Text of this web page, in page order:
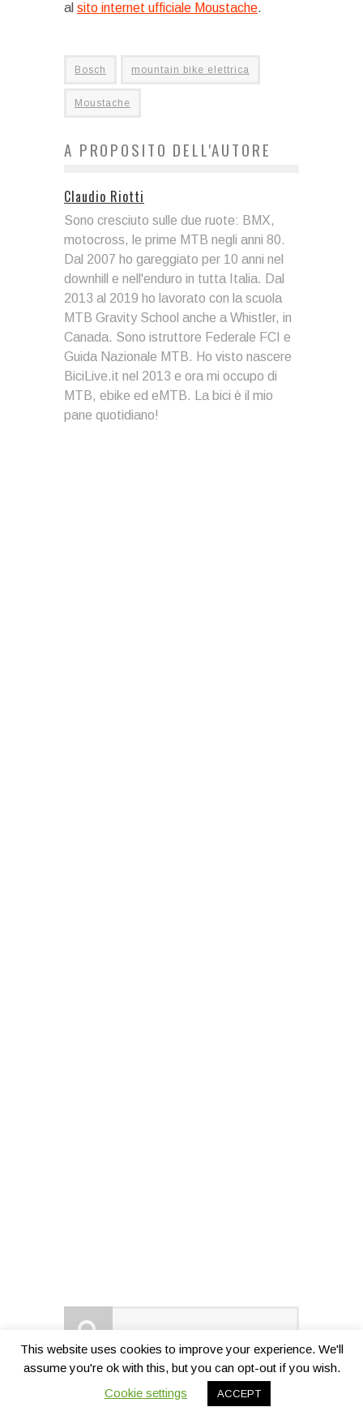
al sito internet ufficiale Moustache.
Bosch mountain bike elettrica
Moustache
A PROPOSITO DELL'AUTORE
Claudio Riotti
Sono cresciuto sulle due ruote: BMX,
motocross, le prime MTB negli anni 80.
Dal 2007 ho gareggiato per 10 anni nel
downhill e nell'enduro in tutta Italia. Dal
2013 al 2019 ho lavorato con la scuola
MTB Gravity School anche a Whistler, in
Canada. Sono istruttore Federale FCI e
Guida Nazionale MTB. Ho visto nascere
BiciLive.it nel 2013 e ora mi occupo di
MTB, ebike ed eMTB. La bici è il mio
pane quotidiano!
This website uses cookies to improve your experience. We'll
assume you're ok with this, but you can opt-out if you wish.
Cookie settings
ACCEPT